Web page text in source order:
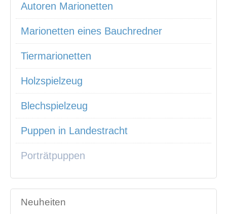
Autoren Marionetten
Marionetten eines Bauchredner
Tiermarionetten
Holzspielzeug
Blechspielzeug
Puppen in Landestracht
Porträtpuppen
Neuheiten